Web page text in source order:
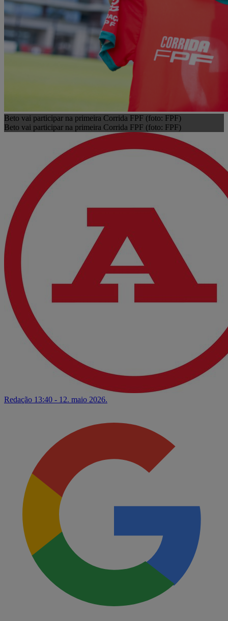
Beto vai participar na primeira Corrida FPF (foto: FPF)
Beto vai participar na primeira Corrida FPF (foto: FPF)
Redação 13:40 - 12. maio 2026.